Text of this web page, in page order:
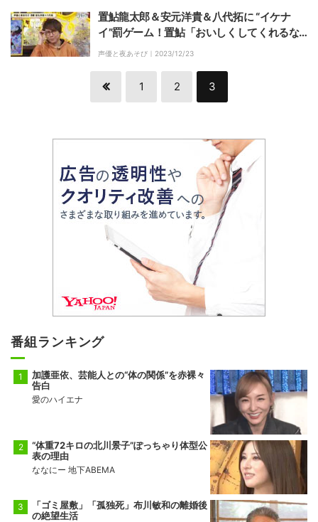
置鮎龍太郎＆安元洋貴＆八代拓に “イケナ
イ”罰ゲーム！置鮎「おいしくしてくれるな
らなんでもやるよ」
声優と夜あそび｜ 2023/12/23
1 2 3
番組ランキング
加護亜依、芸能人との“体の関係”を赤裸々
告白
愛のハイエナ
“体重72キロの北川景子”ぽっちゃり体型公
表の理由
ななにー 地下ABEMA
「ゴミ屋敷」「孤独死」布川敏和の離婚後
の絶望生活